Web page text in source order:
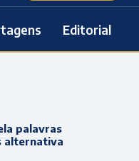
Editorial
palavras
alternativa